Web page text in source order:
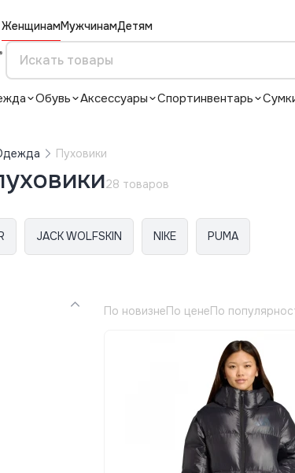
ЖенщинамМужчинамДетям
Обувь Аксессуары Спортинвентарь
Пуховики
28 товаров
JACK WOLFSKIN NIKE PUMA
По новизнеПо ценеПо